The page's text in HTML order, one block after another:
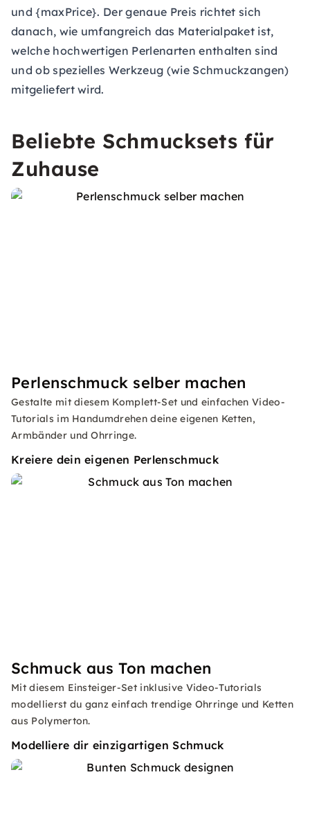
und {maxPrice}. Der genaue Preis richtet sich
danach, wie umfangreich das Materialpaket ist,
welche hochwertigen Perlenarten enthalten sind
und ob spezielles Werkzeug (wie Schmuckzangen)
mitgeliefert wird.
Beliebte Schmucksets für
Zuhause
Perlenschmuck selber machen
Gestalte mit diesem Komplett-Set und einfachen Video-
Tutorials im Handumdrehen deine eigenen Ketten,
Armbänder und Ohrringe.
Kreiere dein eigenen Perlenschmuck
Schmuck aus Ton machen
Mit diesem Einsteiger-Set inklusive Video-Tutorials
modellierst du ganz einfach trendige Ohrringe und Ketten
aus Polymerton.
Modelliere dir einzigartigen Schmuck